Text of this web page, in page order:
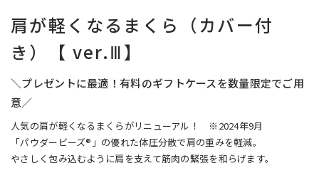
肩が軽くなるまくら（カバー付
き）【 ver.Ⅲ】
＼プレゼントに最適！有料のギフトケースを数量限定でご用
意／
人気の肩が軽くなるまくらがリニューアル！ ※2024年9月
「パウダービーズ®」の優れた体圧分散で肩の重みを軽減。
やさしく包み込むように肩を支えて筋肉の緊張を和らげます。